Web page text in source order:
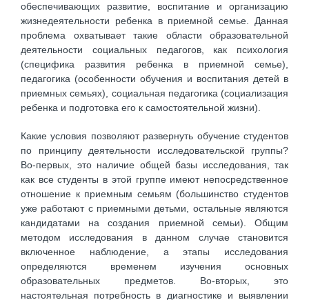
обеспечивающих развитие, воспитание и организацию
жизнедеятельности ребенка в приемной семье. Данная
проблема охватывает такие области образовательной
деятельности социальных педагогов, как психология
(специфика развития ребенка в приемной семье),
педагогика (особенности обучения и воспитания детей в
приемных семьях), социальная педагогика (социализация
ребенка и подготовка его к самостоятельной жизни).
Какие условия позволяют развернуть обучение студентов
по принципу деятельности исследовательской группы?
Во-первых, это наличие общей базы исследования, так
как все студенты в этой группе имеют непосредственное
отношение к приемным семьям (большинство студентов
уже работают с приемными детьми, остальные являются
кандидатами на создания приемной семьи). Общим
методом исследования в данном случае становится
включенное наблюдение, а этапы исследования
определяются временем изучения основных
образовательных предметов. Во-вторых, это
настоятельная потребность в диагностике и выявлении